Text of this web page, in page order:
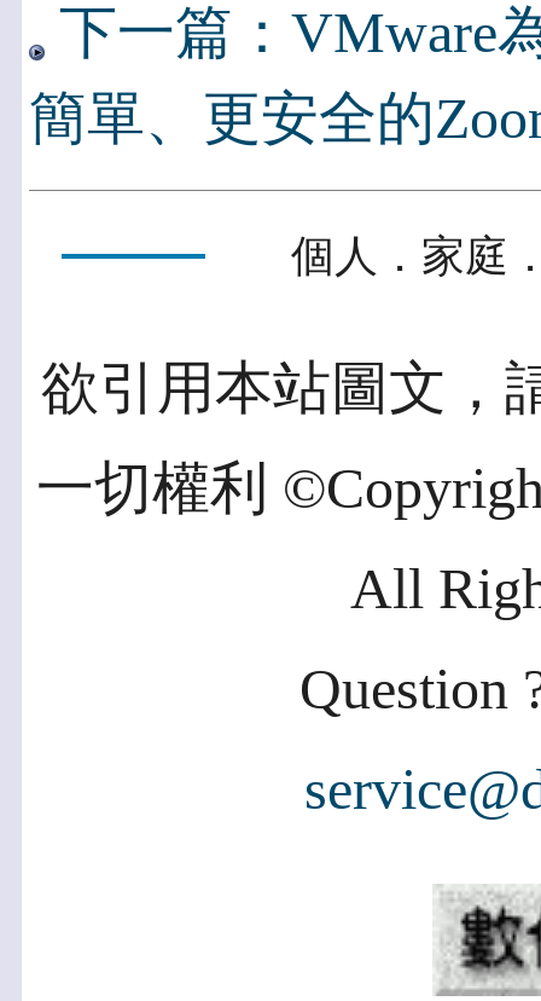
下一篇：VMware
簡單、更安全的
個人．家庭
欲引用本站圖文，
一切權利
All
Question